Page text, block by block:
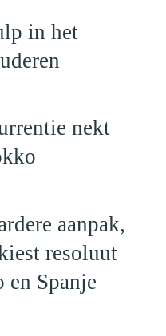
in het
nekt
aanpak,
resoluut
Spanje